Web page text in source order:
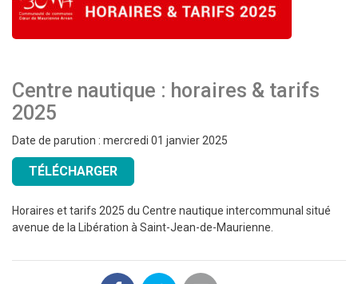
Centre nautique : horaires & tarifs
2025
Date de parution : mercredi 01 janvier 2025
TÉLÉCHARGER
Horaires et tarifs 2025 du Centre nautique intercommunal situé
avenue de la Libération à Saint-Jean-de-Maurienne.